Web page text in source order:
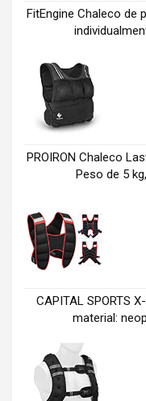
FitEngine Chaleco de
PROIRON Chaleco
Peso de 5
CAPITAL SPORTS
material: